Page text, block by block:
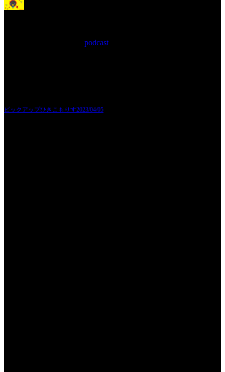
podcast
ピックアップひきこもりす2023/04/05